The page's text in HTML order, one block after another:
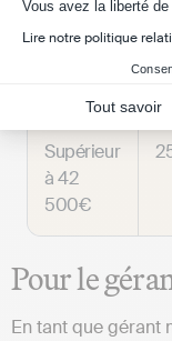
Vous avez la liberté
Lire notre politique
Tout savoir
Entre 0€
Supérieur
à 42
500€
Pour le
En tant que gérant